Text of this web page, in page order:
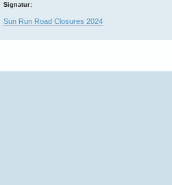
Signatur:
Sun Run Road Closures 2024